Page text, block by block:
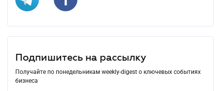
Подпишитесь на рассылку
Получайте по понедельникам weekly-digest о ключевых событиях
бизнеса